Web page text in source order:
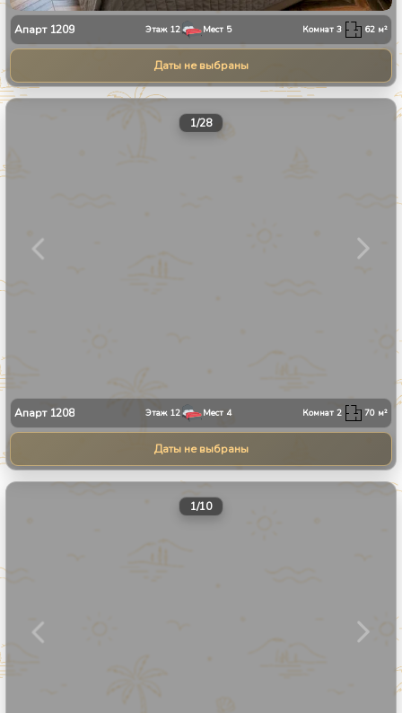
Апарт 1209 Этаж 12 Мест 5 Комнат3 62 м²
Даты не выбраны
1/28
Апарт 1208 Этаж 12 Мест 4 Комнат2 70 м²
Даты не выбраны
1/10